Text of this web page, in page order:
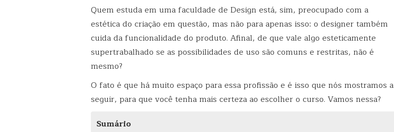
Quem estuda em uma faculdade de Design está, sim, preocupado com a
estética do criação em questão, mas não para apenas isso: o designer também
cuida da funcionalidade do produto. Afinal, de que vale algo esteticamente
supertrabalhado se as possibilidades de uso são comuns e restritas, não é
mesmo?
O fato é que há muito espaço para essa profissão e é isso que nós mostramos a
seguir, para que você tenha mais certeza ao escolher o curso. Vamos nessa?
Sumário